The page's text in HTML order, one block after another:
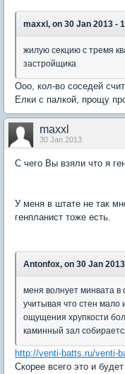
maxxl, on 30 Jan 2013 -
жилую секцию с тремя
застройщика
Ооо, кол-во соседей
Елки с палкой, прощу
maxxl
30 Jan 2013
С чего Вы взяли что я
У меня в штате не так
генпланист тоже есть.
Antonfox, on 30 Jan
меня волнует минвата
учитывая что стен мало
ощущения хрупкости
каминный зал
http://venti-batts.ru/venti-
Скорее всего это и